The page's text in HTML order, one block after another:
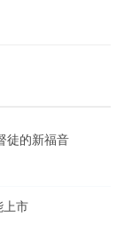
徒的新福音
市